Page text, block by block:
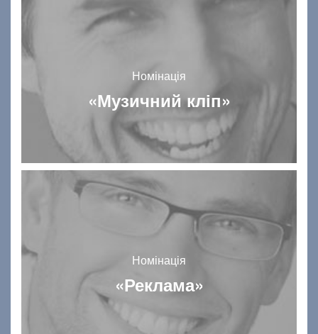
Номінація
«Музичний кліп»
Номінація
«Реклама»